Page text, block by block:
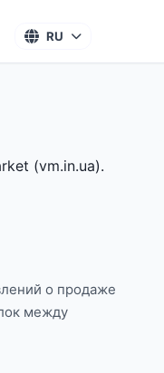
RU
(vm.in.ua).
о продаже
между